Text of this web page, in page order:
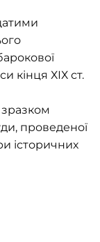
кінця ХІХ ст.
зразком
проведеної
історичних